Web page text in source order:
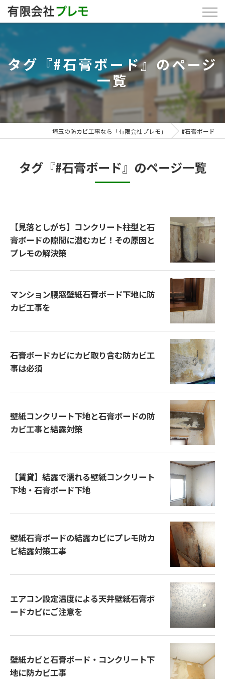
タグ『#石膏ボード』のページ
一覧
埼玉の防カビ工事なら「有限会社プレモ」 #石膏ボード
タグ『#石膏ボード』のページ一覧
【見落としがち】コンクリート柱型と石
膏ボードの隙間に潜むカビ！その原因と
プレモの解決策
マンション腰窓壁紙石膏ボード下地に防
カビ工事を
石膏ボードカビにカビ取り含む防カビ工
事は必須
壁紙コンクリート下地と石膏ボードの防
カビ工事と結露対策
【賃貸】結露で濡れる壁紙コンクリート
下地・石膏ボード下地
壁紙石膏ボードの結露カビにプレモ防カ
ビ結露対策工事
エアコン設定温度による天井壁紙石膏ボ
ードカビにご注意を
壁紙カビと石膏ボード・コンクリート下
地に防カビ工事